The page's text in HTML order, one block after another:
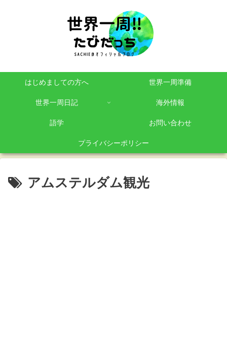
はじめましての方へ 世界一周準備
世界一周日記 海外情報
語学 お問い合わせ
プライバシーポリシー
アムステルダム観光